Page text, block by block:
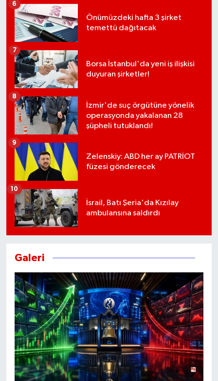
Önümüzdeki hafta 3 şirket
temettü dağıtacak
6
Borsa İstanbul'da yeni iş ilişkisi
duyuran şirketler!
7
İzmir'de suç örgütüne yönelik
operasyonda yakalanan 28
şüpheli tutuklandı!
8
Zelenskiy: ABD her ay PATRİOT
füzesi gönderecek
9
İsrail, Batı Şeria'da Kızılay
ambulansına saldırdı
10
Galeri